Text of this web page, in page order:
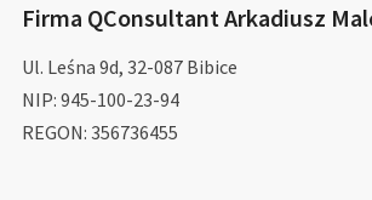
Firma QConsultant Arkadiusz
Ul. Leśna 9d, 32-087 Bibice
NIP: 945-100-23-94
REGON: 356736455